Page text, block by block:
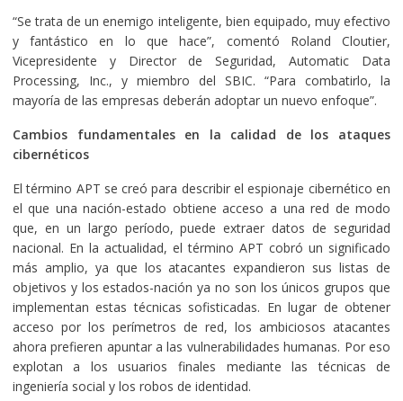
“Se trata de un enemigo inteligente, bien equipado, muy efectivo
y fantástico en lo que hace”, comentó Roland Cloutier,
Vicepresidente y Director de Seguridad, Automatic Data
Processing, Inc., y miembro del SBIC. “Para combatirlo, la
mayoría de las empresas deberán adoptar un nuevo enfoque”.
Cambios fundamentales en la calidad de los ataques
cibernéticos
El término APT se creó para describir el espionaje cibernético en
el que una nación-estado obtiene acceso a una red de modo
que, en un largo período, puede extraer datos de seguridad
nacional. En la actualidad, el término APT cobró un significado
más amplio, ya que los atacantes expandieron sus listas de
objetivos y los estados-nación ya no son los únicos grupos que
implementan estas técnicas sofisticadas. En lugar de obtener
acceso por los perímetros de red, los ambiciosos atacantes
ahora prefieren apuntar a las vulnerabilidades humanas. Por eso
explotan a los usuarios finales mediante las técnicas de
ingeniería social y los robos de identidad.